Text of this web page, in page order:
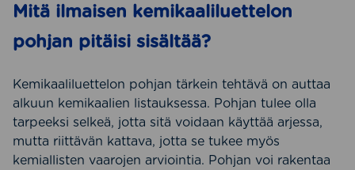
Mitä ilmaisen kemikaaliluettelon
pohjan pitäisi sisältää?
Kemikaaliluettelon pohjan tärkein tehtävä on auttaa
alkuun kemikaalien listauksessa. Pohjan tulee olla
tarpeeksi selkeä, jotta sitä voidaan käyttää arjessa,
mutta riittävän kattava, jotta se tukee myös
kemiallisten vaarojen arviointia. Pohjan voi rakentaa